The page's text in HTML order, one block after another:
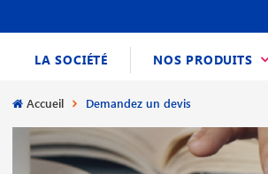
LA SOCIÉTÉ NOS PRODUITS
Accueil Demandez un devis